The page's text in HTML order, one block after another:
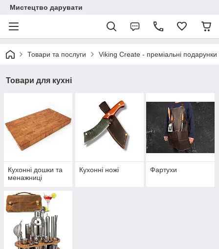
Мистецтво дарувати
Товари та послуги Viking Create - преміальні
Товари для кухні
Кухонні дошки та
менажниці
Кухонні ножі Фартухи